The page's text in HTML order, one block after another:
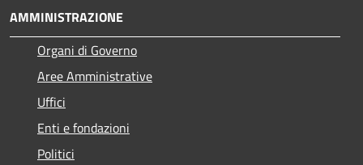
AMMINISTRAZIONE
Organi di Governo
Aree Amministrative
Uffici
Enti e fondazioni
Politici